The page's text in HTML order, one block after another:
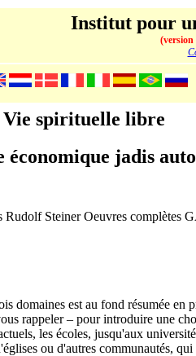
Institut pour
(version
Vie spirituelle libre
économique jadis
Rudolf Steiner Oeuvres complètes
domaines est au fond résumée en
rappeler – pour introduire une
les écoles, jusqu'aux
ou d'autres communautés,